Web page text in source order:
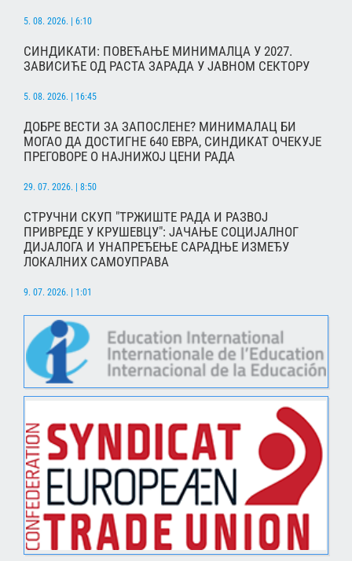
5. 08. 2026. | 6:10
СИНДИКАТИ: ПОВЕЋАЊЕ МИНИМАЛЦА У 2027.
ЗАВИСИЋЕ ОД РАСТА ЗАРАДА У ЈАВНОМ СЕКТОРУ
5. 08. 2026. | 16:45
ДОБРЕ ВЕСТИ ЗА ЗАПОСЛЕНЕ? МИНИМАЛАЦ БИ
МОГАО ДА ДОСТИГНЕ 640 ЕВРА, СИНДИКАТ ОЧЕКУЈЕ
ПРЕГОВОРЕ О НАЈНИЖОЈ ЦЕНИ РАДА
29. 07. 2026. | 8:50
СТРУЧНИ СКУП "ТРЖИШТЕ РАДА И РАЗВОЈ
ПРИВРЕДЕ У КРУШЕВЦУ": ЈАЧАЊЕ СОЦИЈАЛНОГ
ДИЈАЛОГА И УНАПРЕЂЕЊЕ САРАДЊЕ ИЗМЕЂУ
ЛОКАЛНИХ САМОУПРАВА
9. 07. 2026. | 1:01